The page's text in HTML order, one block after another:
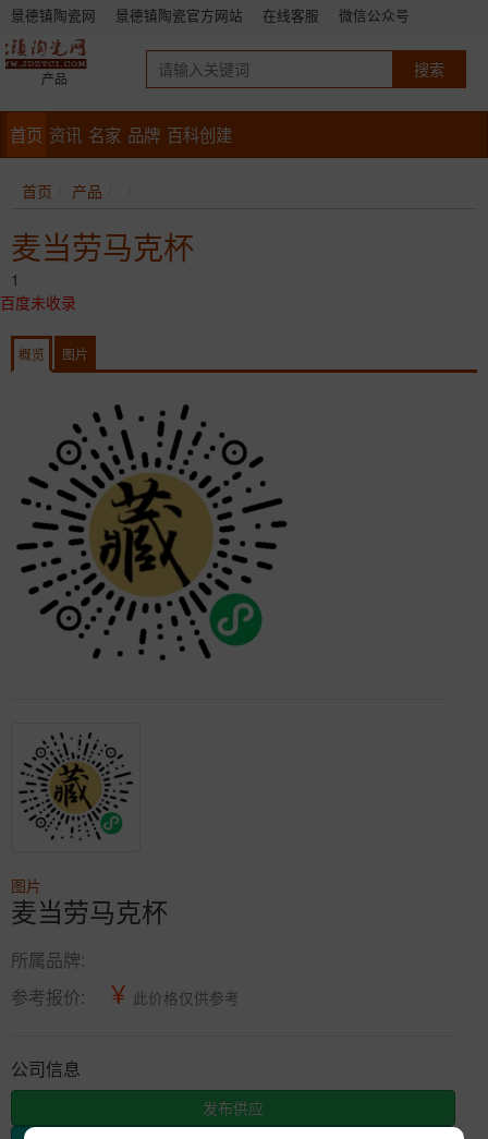
景德镇陶瓷网 景德镇陶瓷官方网站 在线客服 微信公众号
产品
首页 资讯 名家 品牌 百科创建
首页 产品
麦当劳马克杯
1
百度未收录
概览 图片
图片
麦当劳马克杯
所属品牌:
参考报价:
¥ 此价格仅供参考
公司信息
发布供应